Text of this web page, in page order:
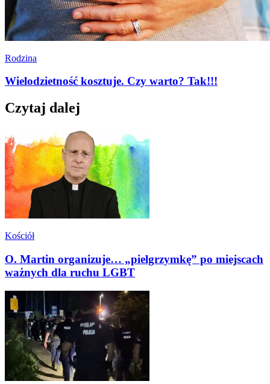
Rodzina
Wielodzietność kosztuje. Czy warto? Tak!!!
Czytaj dalej
Kościół
O. Martin organizuje… „pielgrzymkę” po miejscach
ważnych dla ruchu LGBT